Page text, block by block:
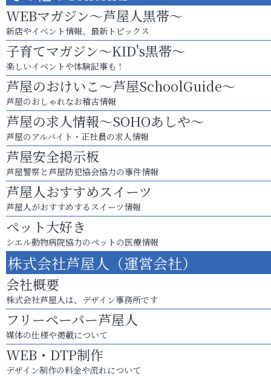
WEBマガジン～芦屋人黒帯～
新店やイベント情報、最新トピックス
子育てマガジン～KID's黒帯～
楽しいイベントや体験記事も！
芦屋のおけいこ～芦屋SchoolGuide～
芦屋のおしゃれなお稽古情報
芦屋の求人情報～SOHOあしや～
芦屋のアルバイト・正社員の求人情報
芦屋安全掲示板
芦屋警察と芦屋防犯協会協力の事件情報
芦屋人おすすめスイーツ
芦屋人がおすすめするスイーツ情報
ペット大好き
シエル動物病院協力のペットの医療情報
株式会社芦屋人（運営会社）
会社概要
株式会社芦屋人は、デザイン事務所です
フリーペーパー芦屋人
媒体の仕様や掲載について
WEB・DTP制作
デザイン制作の料金や流れについて